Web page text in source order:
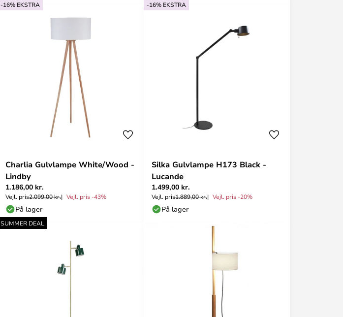
-16% EKSTRA
Charlia Gulvlampe White/Wood -
Lindby
1.186,00 kr.
Vejl. pris2.099,00 kr. Vejl. pris -43%
På lager
-16% EKSTRA
Silka Gulvlampe H173 Black -
Lucande
1.499,00 kr.
Vejl. pris1.889,00 kr. Vejl. pris -20%
På lager
SUMMER DEAL